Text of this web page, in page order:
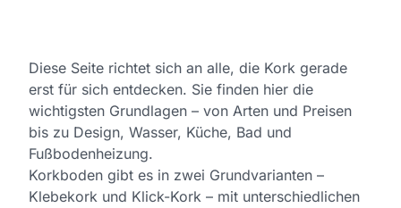
Diese Seite richtet sich an alle, die Kork gerade
erst für sich entdecken. Sie finden hier die
wichtigsten Grundlagen – von Arten und Preisen
bis zu Design, Wasser, Küche, Bad und
Fußbodenheizung.
Korkboden gibt es in zwei Grundvarianten –
Klebekork und Klick-Kork – mit unterschiedlichen